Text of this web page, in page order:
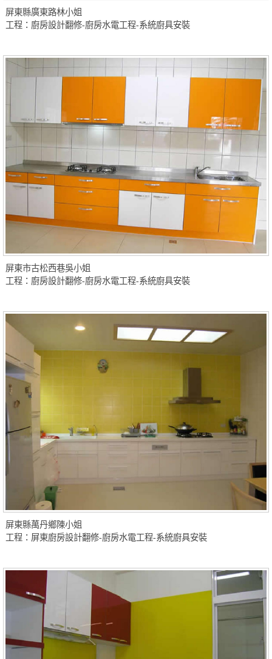
屏東縣廣東路林小姐
工程：廚房設計翻修-廚房水電工程-系統廚具安裝
屏東市古松西巷吳小姐
工程：廚房設計翻修-廚房水電工程-系統廚具安裝
屏東縣萬丹鄉陳小姐
工程：屏東廚房設計翻修-廚房水電工程-系統廚具安裝